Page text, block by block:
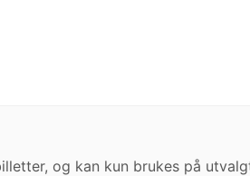
og kan kun brukes på